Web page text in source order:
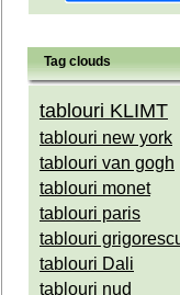
Tag clouds
tablouri KLIMT
tablouri new york
tablouri van gogh
tablouri monet
tablouri paris
tablouri
tablouri Dali
tablouri nud